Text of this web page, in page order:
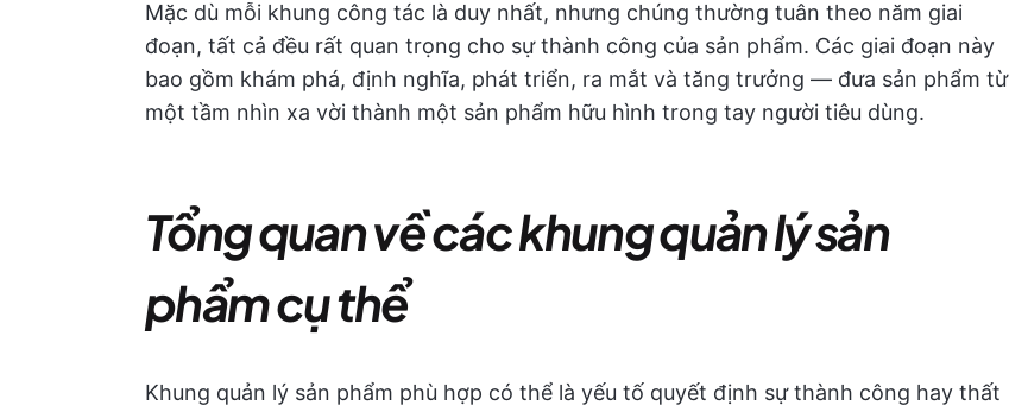
Mặc dù mỗi khung công tác là duy nhất, nhưng chúng thường tuân theo năm giai
đoạn, tất cả đều rất quan trọng cho sự thành công của sản phẩm. Các giai đoạn này
bao gồm khám phá, định nghĩa, phát triển, ra mắt và tăng trưởng — đưa sản phẩm từ
một tầm nhìn xa vời thành một sản phẩm hữu hình trong tay người tiêu dùng.
Tổng quan về các khung quản lý sản
phẩm cụ thể
Khung quản lý sản phẩm phù hợp có thể là yếu tố quyết định sự thành công hay thất